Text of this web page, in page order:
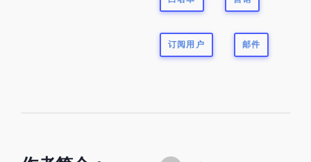
订阅用户 邮件